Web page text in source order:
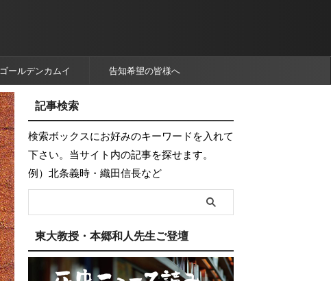
ゴールデンカムイ 告知希望の皆様へ
記事検索
検索ボックスにお好みのキーワードを入れて
下さい。当サイト内の記事を探せます。
例）北条義時・織田信長など
東大教授・本郷和人先生ご登壇